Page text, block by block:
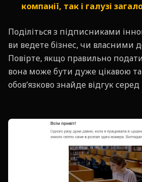
компанії, так і галузі
Поділіться з підписниками
ви ведете бізнес, чи власними
Повірте, якщо правильно
вона може бути дуже цікавою
обов’язково знайде відгук